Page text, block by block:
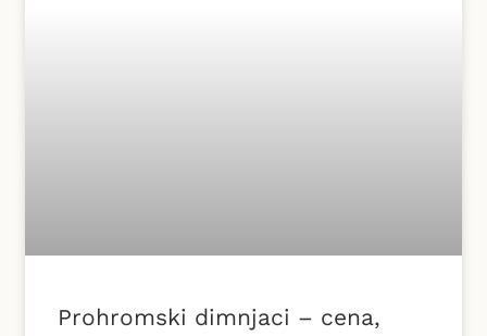
Prohromski dimnjaci – cena,